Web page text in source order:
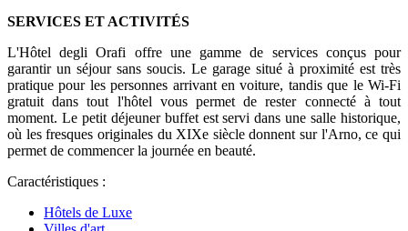
SERVICES ET ACTIVITÉS
L'Hôtel degli Orafi offre une gamme de services conçus pour
garantir un séjour sans soucis. Le garage situé à proximité est très
pratique pour les personnes arrivant en voiture, tandis que le Wi-Fi
gratuit dans tout l'hôtel vous permet de rester connecté à tout
moment. Le petit déjeuner buffet est servi dans une salle historique,
où les fresques originales du XIXe siècle donnent sur l'Arno, ce qui
permet de commencer la journée en beauté.
Caractéristiques :
Hôtels de Luxe